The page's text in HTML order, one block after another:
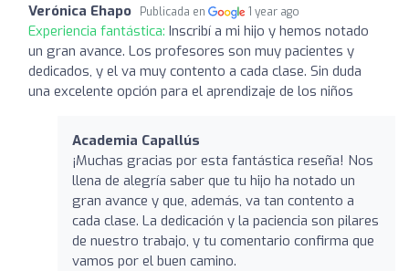
Verónica Ehapo Publicada en 1 year ago
Experiencia fantástica: Inscribí a mi hijo y hemos notado
un gran avance. Los profesores son muy pacientes y
dedicados, y el va muy contento a cada clase. Sin duda
una excelente opción para el aprendizaje de los niños
Academia Capallús
¡Muchas gracias por esta fantástica reseña! Nos
llena de alegría saber que tu hijo ha notado un
gran avance y que, además, va tan contento a
cada clase. La dedicación y la paciencia son pilares
de nuestro trabajo, y tu comentario confirma que
vamos por el buen camino.